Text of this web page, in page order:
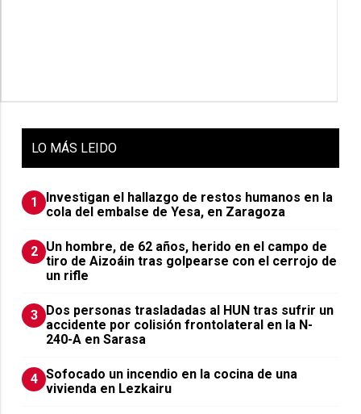
LO MÁS LEIDO
1
Investigan el hallazgo de restos humanos en la
cola del embalse de Yesa, en Zaragoza
2 Un hombre, de 62 años, herido en el campo de
tiro de Aizoáin tras golpearse con el cerrojo de
un rifle
3 ​Dos personas trasladadas al HUN tras sufrir un
accidente por colisión frontolateral en la N-
240-A en Sarasa
4 Sofocado un incendio en la cocina de una
vivienda en Lezkairu